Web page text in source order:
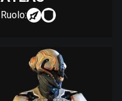
Ruolo: